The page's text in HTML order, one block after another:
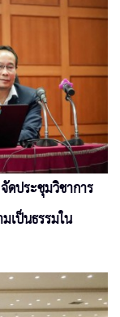
ดประชุมวิชาการ
เป็นธรรมใน